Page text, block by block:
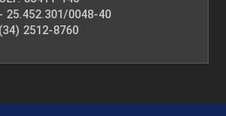
25.452.301/0048-40
(34) 2512-8760